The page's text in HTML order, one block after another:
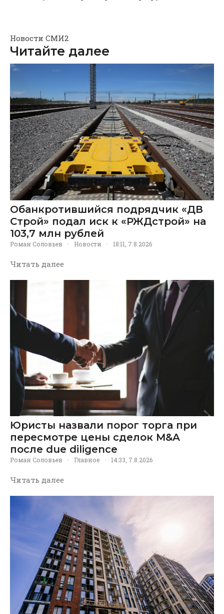
Новости СМИ2
Читайте далее
Обанкротившийся подрядчик «ДВ
Строй» подал иск к «РЖДстрой» на
103,7 млн рублей
Роман Соловьев · Новости · 18:11, 7.8.2026
Читать далее
Юристы назвали порог торга при
пересмотре цены сделок M&A
после due diligence
Роман Соловьев · Главное · 14:33, 7.8.2026
Читать далее